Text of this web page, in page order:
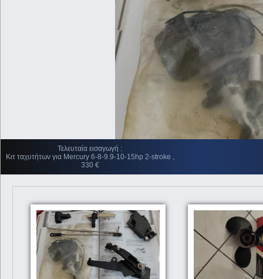
Τελευταία εισαγωγή :
Κιτ ταχυτήτων για Mercury 6-8-9.9-10-15hp 2-stroke ,
330 €